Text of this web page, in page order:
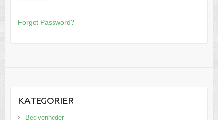
Forgot Password?
KATEGORIER
Begivenheder